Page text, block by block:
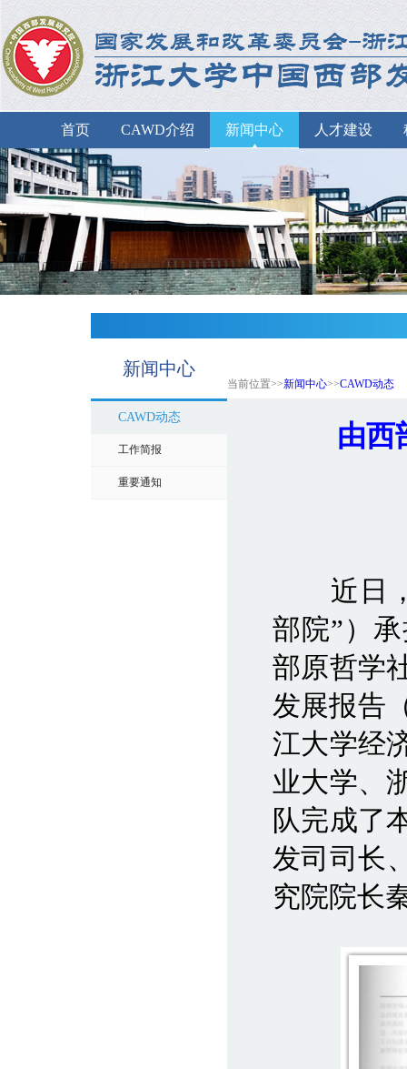
首页 CAWD介绍 新闻中心 人才建设
新闻中心
当前位置>>新闻中心>>CAWD动态
CAWD动态
工作简报
重要通知
由西
近日，
部院”）
部原哲学
发展报告
江大学经
业大学、
队完成了
发司司长
究院院长